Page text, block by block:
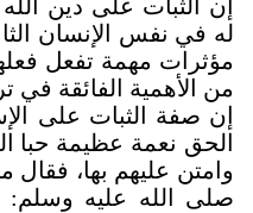
إن الثبات على دين
له في نفس الإنسان
مؤثرات مهمة تفعل
من الأهمية الفائقة في
إن صفة الثبات على
الحق نعمة عظيمة حبا
وامتن عليهم بها، فقال
صلى الله عليه